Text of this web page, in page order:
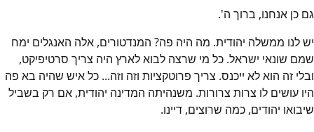
גם כן אנחנו, ברוך ה'.
יש לנו ממשלה יהודית. מה היה פה? המנדטורים, אלה האנגלים ימח
שמם שונאי ישראל. כל מי שרצה לבוא לארץ היה צריך סרטיפיקט,
ובלי זה הוא לא ייכנס. צריך פרוטקציות וזה וזה... כל איש שהיה בא פה
היו עושים לו צרות צרורות. משנהיתה המדינה יהודית, אם רק בשביל
שיבואו יהודים, כמה שרוצים, דיינו.